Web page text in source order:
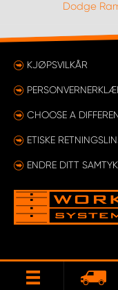
Dodge
KJØPSVILKÅR
CHOOSE A
ETISKE
ENDRE DITT